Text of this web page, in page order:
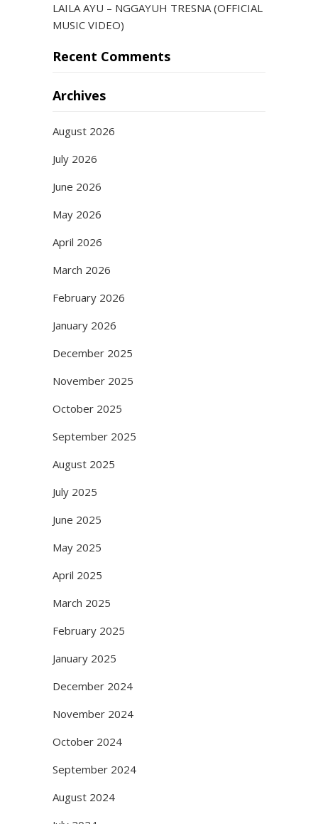
LAILA AYU – NGGAYUH TRESNA (OFFICIAL
MUSIC VIDEO)
Recent Comments
Archives
August 2026
July 2026
June 2026
May 2026
April 2026
March 2026
February 2026
January 2026
December 2025
November 2025
October 2025
September 2025
August 2025
July 2025
June 2025
May 2025
April 2025
March 2025
February 2025
January 2025
December 2024
November 2024
October 2024
September 2024
August 2024